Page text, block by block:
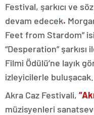
Festival, şarkıcı ve
devam edecek.
Feet from Stardom”
“Desperation” şarkısı
Filmi Ödülü’ne layık
izleyicilerle buluşacak.
Akra Caz Festivali,
müzisyenleri